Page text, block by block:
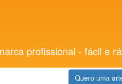
profissional - fácil e
Quero uma